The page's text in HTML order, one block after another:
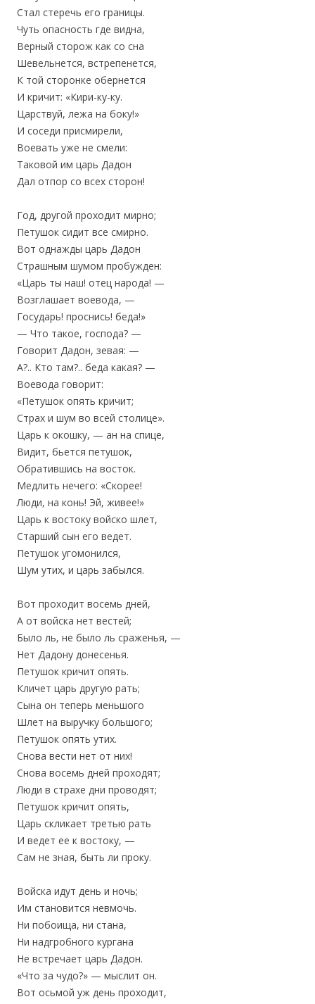
Стал стеречь его границы.
Чуть опасность где видна,
Верный сторож как со сна
Шевельнется, встрепенется,
К той сторонке обернется
И кричит: «Кири-ку-ку.
Царствуй, лежа на боку!»
И соседи присмирели,
Воевать уже не смели:
Таковой им царь Дадон
Дал отпор со всех сторон!
Год, другой проходит мирно;
Петушок сидит все смирно.
Вот однажды царь Дадон
Страшным шумом пробужден:
«Царь ты наш! отец народа! —
Возглашает воевода, —
Государь! проснись! беда!»
— Что такое, господа? —
Говорит Дадон, зевая: —
А?.. Кто там?.. беда какая? —
Воевода говорит:
«Петушок опять кричит;
Страх и шум во всей столице».
Царь к окошку, — ан на спице,
Видит, бьется петушок,
Обратившись на восток.
Медлить нечего: «Скорее!
Люди, на конь! Эй, живее!»
Царь к востоку войско шлет,
Старший сын его ведет.
Петушок угомонился,
Шум утих, и царь забылся.
Вот проходит восемь дней,
А от войска нет вестей;
Было ль, не было ль сраженья, —
Нет Дадону донесенья.
Петушок кричит опять.
Кличет царь другую рать;
Сына он теперь меньшого
Шлет на выручку большого;
Петушок опять утих.
Снова вести нет от них!
Снова восемь дней проходят;
Люди в страхе дни проводят;
Петушок кричит опять,
Царь скликает третью рать
И ведет ее к востоку, —
Сам не зная, быть ли проку.
Войска идут день и ночь;
Им становится невмочь.
Ни побоища, ни стана,
Ни надгробного кургана
Не встречает царь Дадон.
«Что за чудо?» — мыслит он.
Вот осьмой уж день проходит,